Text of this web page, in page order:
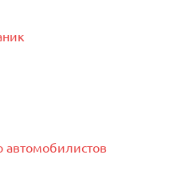
автомобилистов